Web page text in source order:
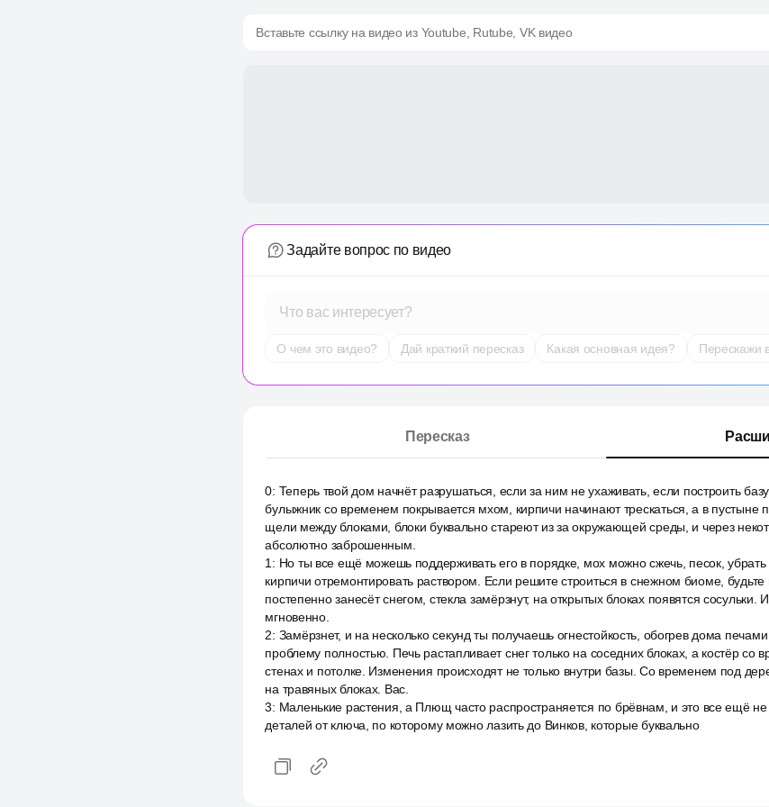
Вставьте ссылку на видео из Youtube, Rutube, VK видео
Задайте вопрос по видео
Что вас интересует?
О чем это видео? Дай краткий пересказ Какая основная идея? Перескажи
Пересказ
0: Теперь твой дом начнёт разрушаться, если за ним не ухаживать, если построить
булыжник со временем покрывается мхом, кирпичи начинают трескаться, а в пустыне
щели между блоками, блоки буквально стареют из за окружающей среды, и через
абсолютно заброшенным.
1 : Но ты все ещё можешь поддерживать его в порядке, мох можно сжечь, песок,
кирпичи отремонтировать раствором. Если решите строиться в снежном биоме, будьте
постепенно занесёт снегом, стекла замёрзнут, на открытых блоках появятся
мгновенно.
2: Замёрзнет, и на несколько секунд ты получаешь огнестойкость, обогрев дома
проблему полностью. Печь растапливает снег только на соседних блоках, а костёр со
стенах и потолке. Изменения происходят не только внутри базы. Со временем под
на травяных блоках. Вас.
3: Маленькие растения, а Плющ часто распространяется по брёвнам, и это все ещё не
деталей от ключа, по которому можно лазить до Винков, которые буквально